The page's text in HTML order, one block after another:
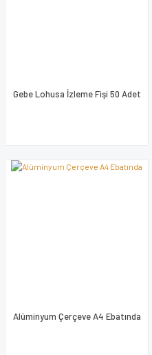
Gebe Lohusa İzleme Fişi 50 Adet
Alüminyum Çerçeve A4 Ebatında